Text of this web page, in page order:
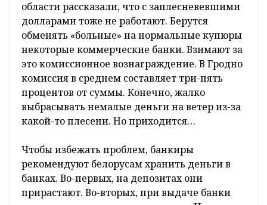
области рассказали, что с заплесневевшими
долларами тоже не работают. Берутся
обменять «больные» на нормальные купюры
некоторые коммерческие банки. Взимают за
это комиссионное вознаграждение. В Гродно
комиссия в среднем составляет три-пять
процентов от суммы. Конечно, жалко
выбрасывать немалые деньги на ветер из-за
какой-то плесени. Но приходится…
Чтобы избежать проблем, банкиры
рекомендуют белорусам хранить деньги в
банках. Во-первых, на депозитах они
прирастают. Во-вторых, при выдаче банки